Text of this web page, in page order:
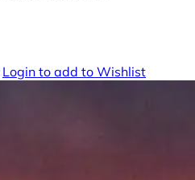
Login to add to Wishlist